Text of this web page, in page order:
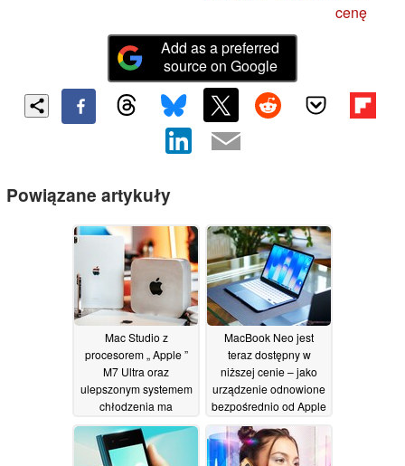
cenę
Add as a preferred
source on Google
Powiązane artykuły
Mac Studio z
procesorem „ Apple ”
M7 Ultra oraz
ulepszonym systemem
chłodzenia ma
rzekomo trafić na rynek
dwa lata po premierze
modelu M5 Ultra
MacBook Neo jest
teraz dostępny w
niższej cenie – jako
urządzenie odnowione
bezpośrednio od Apple
26/06/2026